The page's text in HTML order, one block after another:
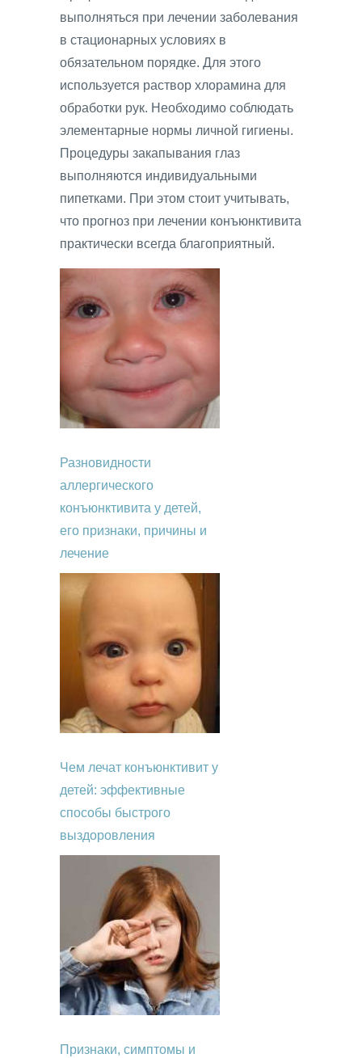
выполняться при лечении заболевания
в стационарных условиях в
обязательном порядке. Для этого
используется раствор хлорамина для
обработки рук. Необходимо соблюдать
элементарные нормы личной гигиены.
Процедуры закапывания глаз
выполняются индивидуальными
пипетками. При этом стоит учитывать,
что прогноз при лечении конъюнктивита
практически всегда благоприятный.
Разновидности
аллергического
конъюнктивита у детей,
его признаки, причины и
лечение
Чем лечат конъюнктивит у
детей: эффективные
способы быстрого
выздоровления
Признаки, симптомы и